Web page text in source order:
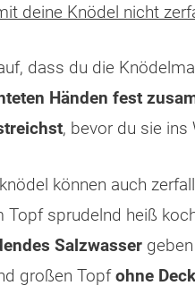
deine Knödel nicht
dass du die
Händen fest
, bevor du sie ins
können auch
Topf sprudelnd heiß
Salzwasser
großen Topfohne